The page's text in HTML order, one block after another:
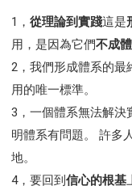
1， 從理論到實踐這是
用，是因為它們不成
2，我們形成體系的最
用的唯一標準。
3，一個體系無法解決
明體系有問題。 許多
地。
4，要回到 信心的根基